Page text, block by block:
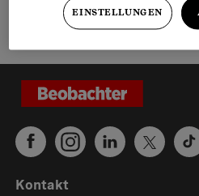
Journalistische Richtlinien
Kontakt
EINSTELLUNGEN